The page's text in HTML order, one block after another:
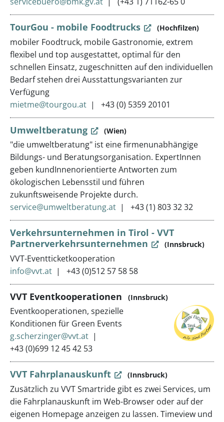
TourGou - mobile Foodtrucks (Hochfilzen)
mobiler Foodtruck, mobile Gastronomie, extrem
flexibel und top ausgestattet, optimal für den
schnellen Einsatz, zugeschnitten auf den individuellen
Bedarf stehen drei Ausstattungsvarianten zur
Verfügung
mietme@tourgou.at
+43 (0) 5359 20101
Umweltberatung (Wien)
"die umweltberatung" ist eine firmenunabhängige
Bildungs- und Beratungsorganisation. ExpertInnen
geben kundInnenorientierte Antworten zum
ökologischen Lebensstil und führen
zukunftsweisende Projekte durch.
service@umweltberatung.at
+43 (1) 803 32 32
Verkehrsunternehmen in Tirol - VVT
Partnerverkehrsunternehmen
(Innsbruck)
VVT-Eventticketkooperation
info@vvt.at
+43 (0)512 57 58 58
VVT Eventkooperationen (Innsbruck)
Eventkooperationen, spezielle
Konditionen für Green Events
g.scherzinger@vvt.at
+43 (0)699 12 45 42 53
VVT Fahrplanauskunft (Innsbruck)
Zusätzlich zu VVT Smartride gibt es zwei Services, um
die Fahrplanauskunft im Web-Browser oder auf der
eigenen Homepage anzeigen zu lassen. Timeview und